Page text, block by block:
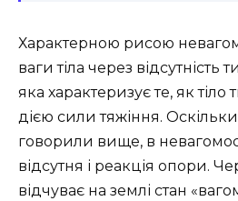
Характерною рисою
ваги тіла через відсутність
яка характеризує те, як тіло
дією сили тяжіння.
говорили вище, в
відсутня і реакція опори.
відчуває на землі стан